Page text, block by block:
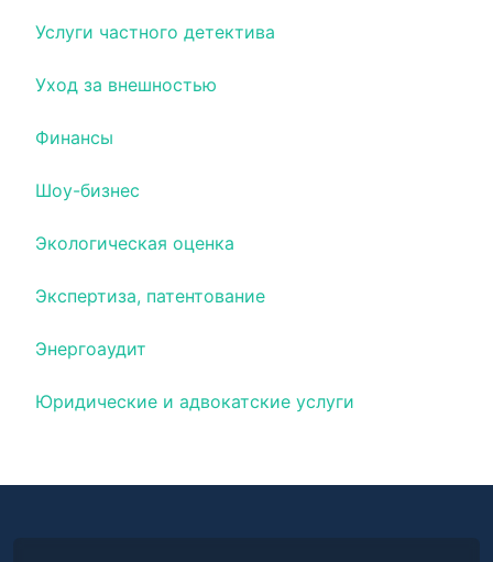
Услуги частного детектива
Уход за внешностью
Финансы
Шоу-бизнес
Экологическая оценка
Экспертиза, патентование
Энергоаудит
Юридические и адвокатские услуги